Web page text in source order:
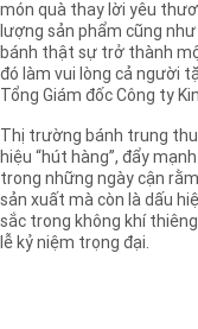
món quà thay lời yêu
lượng sản phẩm cũng
bánh thật sự trở thành
đó làm vui lòng cả người
Tổng Giám đốc Công ty
Thị trường bánh trung
hiệu “hút hàng”, đẩy
trong những ngày cận
sản xuất mà còn là dấu
sắc trong không khí
lễ kỷ niệm trọng đại.